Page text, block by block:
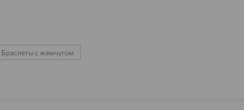
Браслеты с жемчугом